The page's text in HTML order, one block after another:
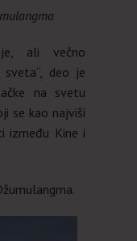
ali večno
sveta“, deo je
na svetu
se kao najviši
između Kine i